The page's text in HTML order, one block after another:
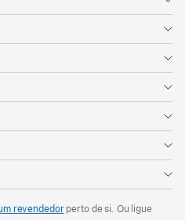
revendedorperto de si. Ou ligue